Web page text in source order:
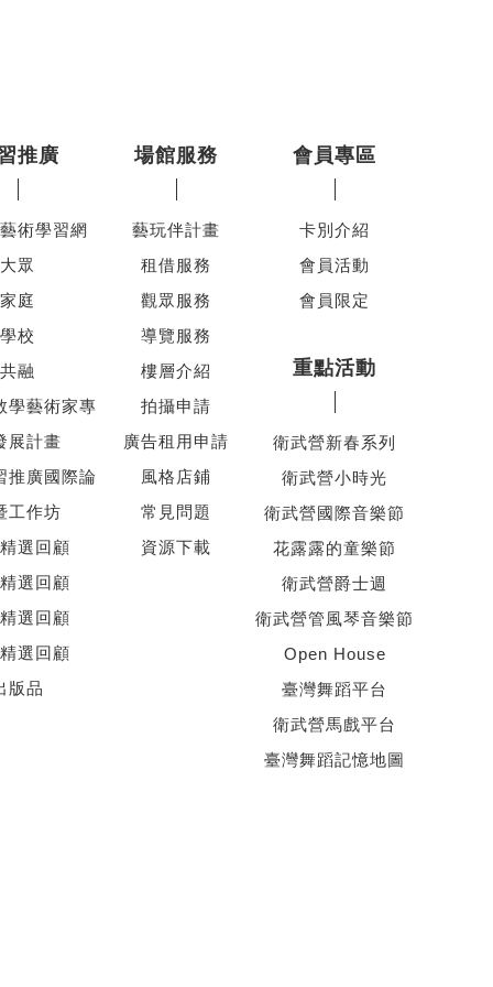
推廣
術學習網
大眾
家庭
學校
共融
學藝術家專
展計畫
推廣國際論
工作坊
選回顧
選回顧
選回顧
選回顧
版品
場館服務
藝玩伴計畫
租借服務
觀眾服務
導覽服務
樓層介紹
拍攝申請
廣告租用申請
風格店鋪
常見問題
資源下載
會員專區
卡別介紹
會員活動
會員限定
重點活動
衛武營新春系列
衛武營小時光
衛武營國際音樂節
花露露的童樂節
衛武營爵士週
衛武營管風琴音樂節
Open House
臺灣舞蹈平台
衛武營馬戲平台
臺灣舞蹈記憶地圖